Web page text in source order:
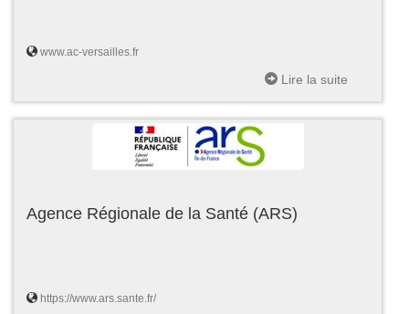
www.ac-versailles.fr
Lire la suite
Agence Régionale de la Santé (ARS)
https://www.ars.sante.fr/